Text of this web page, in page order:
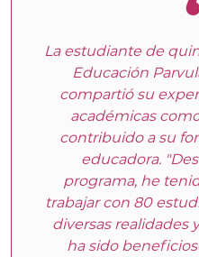
La estudiante de
Educación
compartió su
académicas
contribuido a su
educadora.
programa, he
trabajar con 80
diversas realidades
ha sido